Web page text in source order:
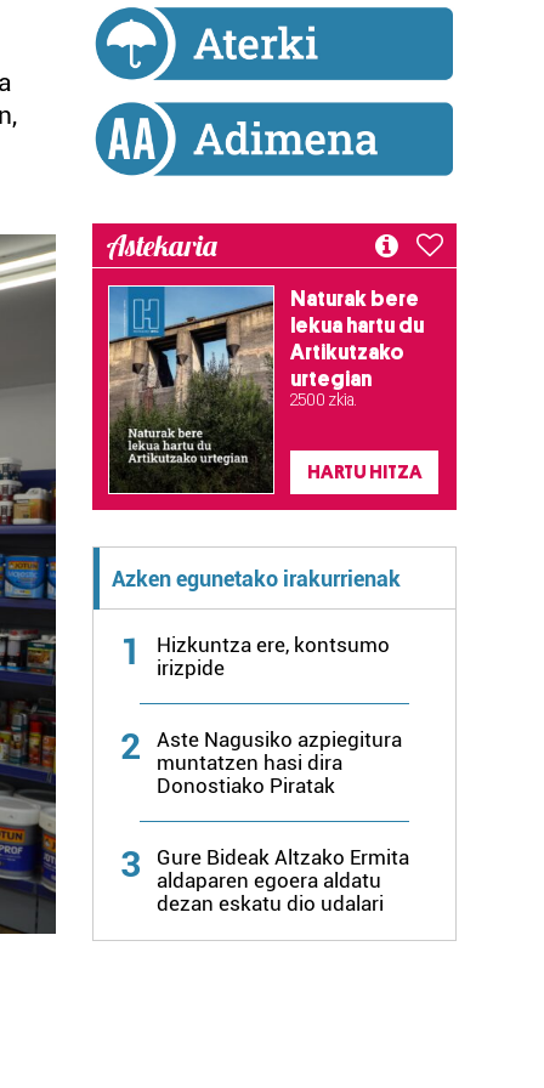
Astekaria
Naturak bere
lekua hartu du
Artikutzako
urtegian
2.500 zkia.
HARTU HITZA
Azken egunetako irakurrienak
1
Hizkuntza ere, kontsumo
irizpide
2
Aste Nagusiko azpiegitura
muntatzen hasi dira
Donostiako Piratak
3
Gure Bideak Altzako Ermita
aldaparen egoera aldatu
dezan eskatu dio udalari